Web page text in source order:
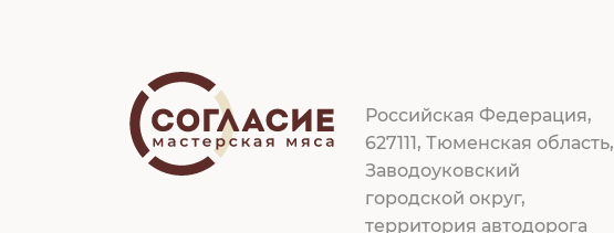
Российская Федерация,
627111, Тюменская область,
Заводоуковский
городской округ,
территория автодорога